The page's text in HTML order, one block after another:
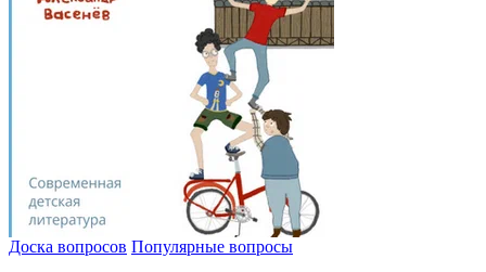
Доска вопросов Популярные вопросы